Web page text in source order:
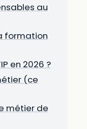
au
formation
en 2026 ?
(ce
métier de